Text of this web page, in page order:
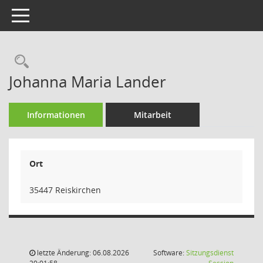
Toggle navigation
Rechercheauswahl
Johanna Maria Lander
Informationen Mitarbeit
Ort
35447 Reiskirchen
letzte Änderung: 06.08.2026
Software:Sitzungsdienst